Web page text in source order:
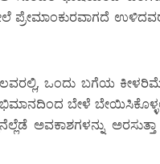
ಒಂದು ಬಗೆಯ
ಬೇಳೆ
ಅವಕಾಶಗಳನ್ನು